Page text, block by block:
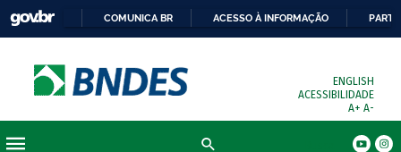
COMUNICA BR ACESSO À INFORMAÇÃO
ENGLISH
ACESSIBILIDADE
A+ A-